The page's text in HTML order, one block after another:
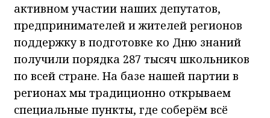
активном участии наших депутатов,
предпринимателей и жителей регионов
поддержку в подготовке ко Дню знаний
получили порядка 287 тысяч школьников
по всей стране. На базе нашей партии в
регионах мы традиционно открываем
специальные пункты, где соберём всё